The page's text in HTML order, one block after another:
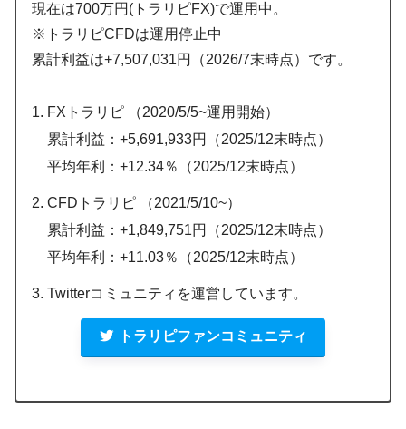
現在は700万円(トラリピFX)で運用中。
※トラリピCFDは運用停止中
累計利益は+7,507,031円（2026/7末時点）です。
FXトラリピ （2020/5/5~運用開始）
累計利益：+5,691,933円（2025/12末時点）
平均年利：+12.34％（2025/12末時点）
CFDトラリピ （2021/5/10~）
累計利益：+1,849,751円（2025/12末時点）
平均年利：+11.03％（2025/12末時点）
Twitterコミュニティを運営しています。
トラリピファンコミュニティ